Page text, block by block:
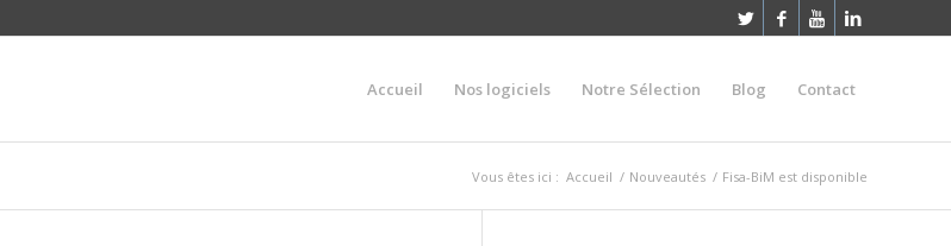
Accueil Nos logiciels Notre Sélection Blog Contact
Vous êtes ici : Accueil / Nouveautés / Fisa-BiM est disponible